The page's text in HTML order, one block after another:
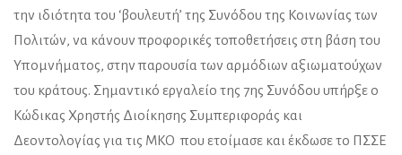
την ιδιότητα του ‘βουλευτή’ της Συνόδου της Κοινωνίας των
Πολιτών, να κάνουν προφορικές τοποθετήσεις στη βάση του
Υπομνήματος, στην παρουσία των αρμόδιων αξιωματούχων
του κράτους. Σημαντικό εργαλείο της 7ης Συνόδου υπήρξε ο
Κώδικας Χρηστής Διοίκησης Συμπεριφοράς και
Δεοντολογίας για τις ΜΚΟ που ετοίμασε και έκδωσε το ΠΣΣΕ